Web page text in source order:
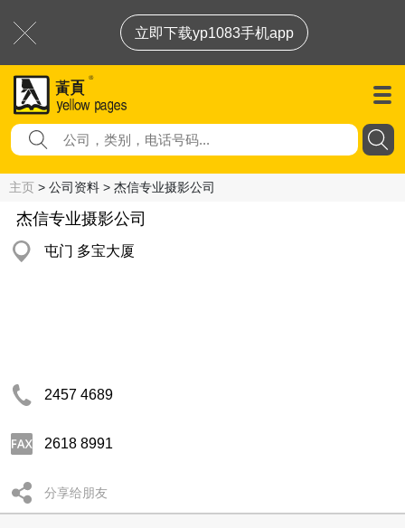
立即下载yp1083手机app
主页 > 公司资料 > 杰信专业摄影公司
杰信专业摄影公司
屯门 多宝大厦
2457 4689
2618 8991
分享给朋友